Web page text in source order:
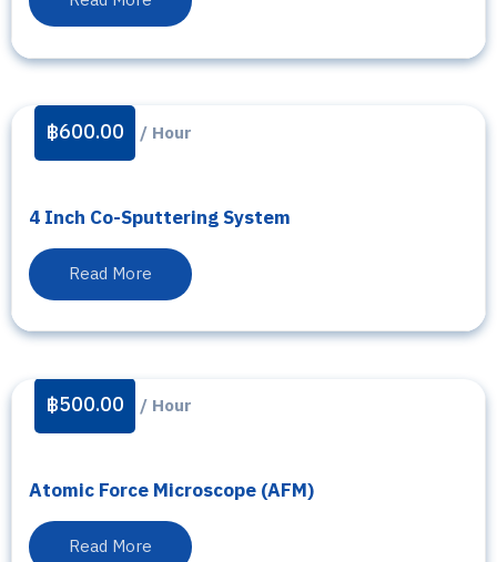
฿600.00 / Hour
4 Inch Co-Sputtering System
Read More
฿500.00 / Hour
Atomic Force Microscope (AFM)
Read More